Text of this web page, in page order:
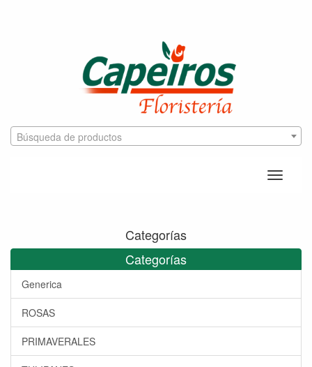
Búsqueda de productos
Toggle
Categorías
Categorías
Generica
ROSAS
PRIMAVERALES